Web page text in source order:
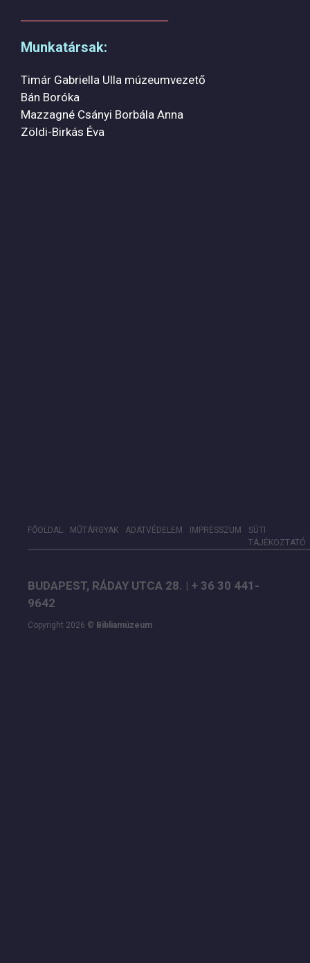
Munkatársak:
Timár Gabriella Ulla múzeumvezető
Bán Boróka
Mazzagné Csányi Borbála Anna
Zöldi-Birkás Éva
FŐOLDAL MŰTÁRGYAK ADATVÉDELEM IMPRESSZUM
SÜTI
TÁJÉKOZTATÓ
BUDAPEST, RÁDAY UTCA 28. | + 36 30 441-
9642
Copyright 2026 © Bibliamúzeum